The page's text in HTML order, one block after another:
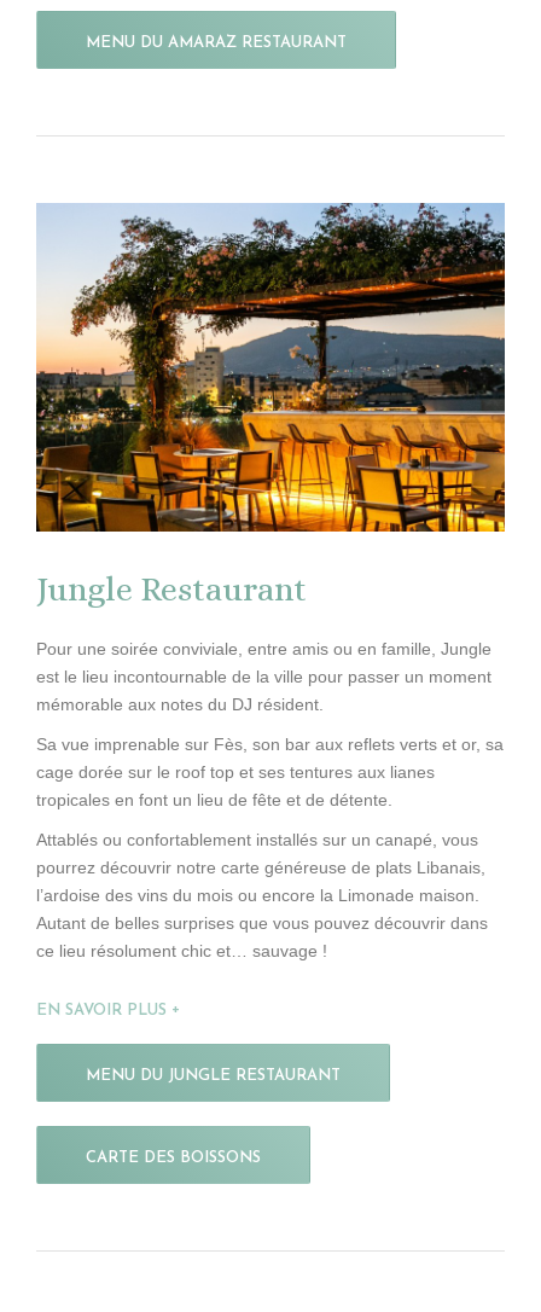
MENU DU AMARAZ RESTAURANT
Jungle Restaurant
Pour une soirée conviviale, entre amis ou en famille, Jungle
est le lieu incontournable de la ville pour passer un moment
mémorable aux notes du DJ résident.
Sa vue imprenable sur Fès, son bar aux reflets verts et or, sa
cage dorée sur le roof top et ses tentures aux lianes
tropicales en font un lieu de fête et de détente.
Attablés ou confortablement installés sur un canapé, vous
pourrez découvrir notre carte généreuse de plats Libanais,
l’ardoise des vins du mois ou encore la Limonade maison.
Autant de belles surprises que vous pouvez découvrir dans
ce lieu résolument chic et… sauvage !
EN SAVOIR PLUS
MENU DU JUNGLE RESTAURANT
CARTE DES BOISSONS